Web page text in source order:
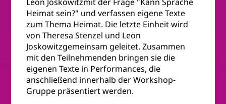
Heimat sein?" und verfassen eigene Texte
zum Thema Heimat. Die letzte Einheit wird
von Theresa Stenzel und Leon
Joskowitzgemeinsam geleitet. Zusammen
mit den Teilnehmenden bringen sie die
eigenen Texte in Performances, die
anschließend innerhalb der Workshop-
Gruppe präsentiert werden.